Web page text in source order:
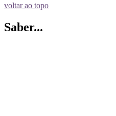
voltar ao topo
Saber...